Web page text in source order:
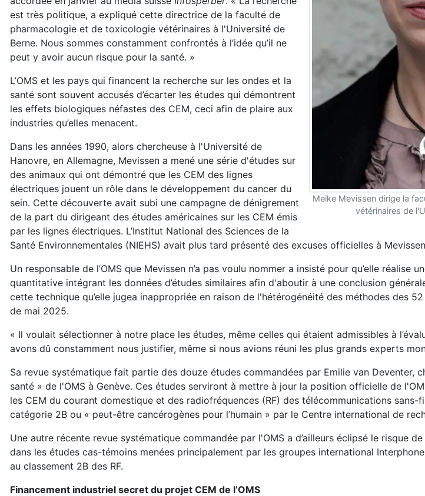
Meike Mevissen dirige la
vétérinaires de
est très politique, a expliqué cette directrice de la faculté de
pharmacologie et de toxicologie vétérinaires à l'Université de
Berne. Nous sommes constamment confrontés à l’idée qu’il ne
peut y avoir aucun risque pour la santé. »
L’OMS et les pays qui financent la recherche sur les ondes et la
santé sont souvent accusés d’écarter les études qui démontrent
les effets biologiques néfastes des CEM, ceci afin de plaire aux
industries qu’elles menacent.
Dans les années 1990, alors chercheuse à l'Université de
Hanovre, en Allemagne, Mevissen a mené une série d'études sur
des animaux qui ont démontré que les CEM des lignes
électriques jouent un rôle dans le développement du cancer du
sein. Cette découverte avait subi une campagne de dénigrement
de la part du dirigeant des études américaines sur les CEM émis
par les lignes électriques. L’Institut National des Sciences de la
Santé Environnementales (NIEHS) avait plus tard présenté des excuses officielles à
Un responsable de l’OMS que Mevissen n’a pas voulu nommer a insisté pour qu’elle réalise
quantitative intégrant les données d’études similaires afin d'aboutir à une conclusion
cette technique qu’elle jugea inappropriée en raison de l'hétérogénéité des méthodes des
de mai 2025.
« Il voulait sélectionner à notre place les études, même celles qui étaient admissibles à
avons dû constamment nous justifier, même si nous avions réuni les plus grands experts
Sa revue systématique fait partie des douze études commandées par Emilie van Deventer,
santé » de l'OMS à Genève. Ces études serviront à mettre à jour la position officielle de
les CEM du courant domestique et des radiofréquences (RF) des télécommunications sans-
catégorie 2B ou « peut-être cancérogènes pour l’humain » par le Centre international de
Une autre récente revue systématique commandée par l'OMS a d’ailleurs éclipsé le risque
dans les études cas-témoins menées principalement par les groupes international
au classement 2B des RF.
Financement industriel secret du projet CEM de l’OMS